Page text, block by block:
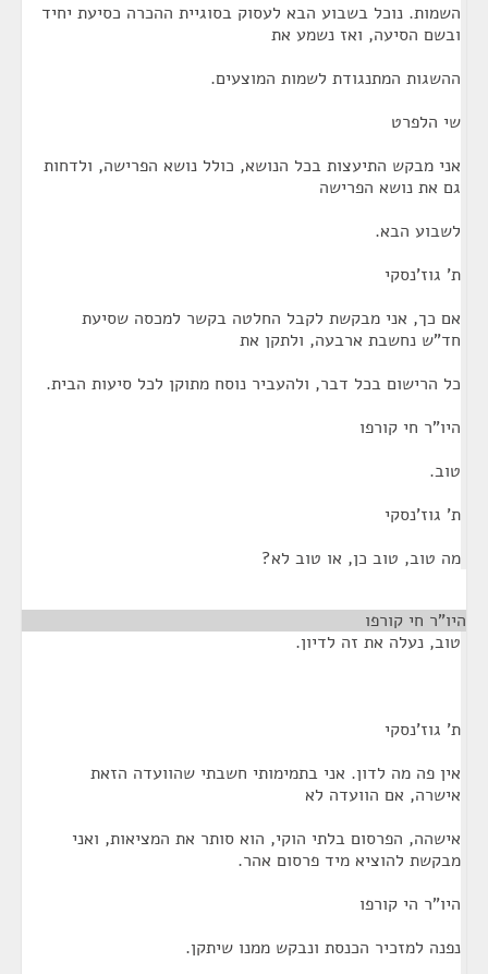
השמות. נוכל בשבוע הבא לעסוק בסוגיית ההכרה כסיעת יחיד
ובשם הסיעה, ואז נשמע את
ההשגות המתנגודת לשמות המוצעים.
שי הלפרט
אני מבקש התיעצות בכל הנושא, כולל נושא הפרישה, ולדחות
גם את נושא הפרישה
לשבוע הבא.
ת' גוז'נסקי
אם כך, אני מבקשת לקבל החלטה בקשר למכסה שסיעת
חד"ש נחשבת ארבעה, ולתקן את
כל הרישום בכל דבר, ולהעביר נוסח מתוקן לכל סיעות הבית.
היו"ר חי קורפו
טוב.
ת' גוז'נסקי
מה טוב, טוב כן, או טוב לא?
היו"ר חי קורפו
טוב, נעלה את זה לדיון.
ת' גוז'נסקי
אין פה מה לדון. אני בתמימותי חשבתי שהוועדה הזאת
אישרה, אם הוועדה לא
אישהה, הפרסום בלתי הוקי, הוא סותר את המציאות, ואני
מבקשת להוציא מיד פרסום אהר.
היו"ר הי קורפו
נפנה למזכיר הכנסת ונבקש ממנו שיתקן.